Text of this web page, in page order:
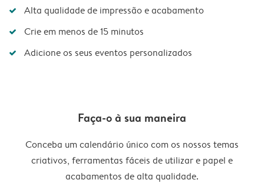
Alta qualidade de impressão e acabamento
Crie em menos de 15 minutos
Adicione os seus eventos personalizados
Faça-o à sua maneira
Conceba um calendário único com os nossos temas
criativos, ferramentas fáceis de utilizar e papel e
acabamentos de alta qualidade.